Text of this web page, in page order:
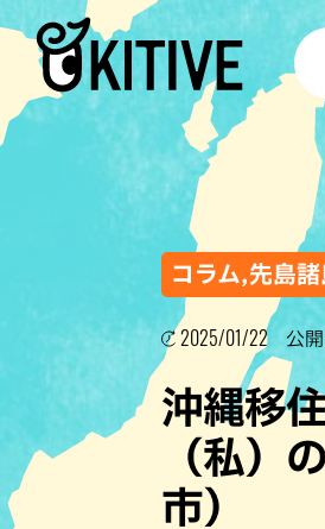
コラム,先島
2025/01/22 公開
沖縄移
（私）
市）